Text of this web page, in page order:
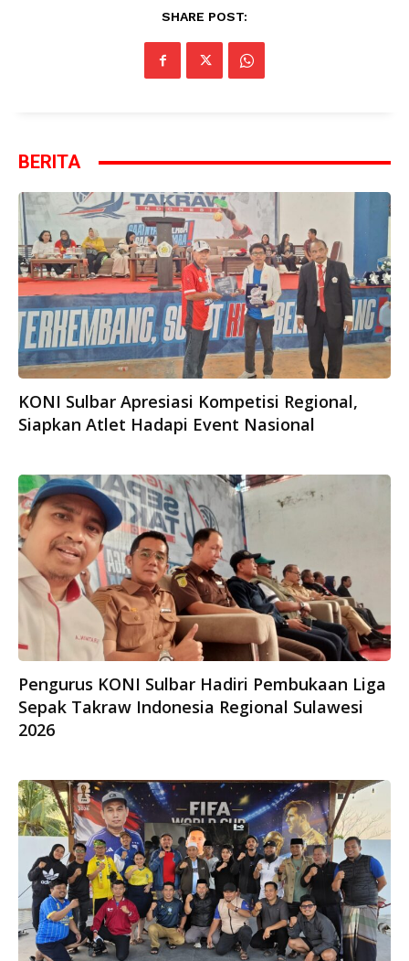
SHARE POST:
BERITA
KONI Sulbar Apresiasi Kompetisi Regional,
Siapkan Atlet Hadapi Event Nasional
Pengurus KONI Sulbar Hadiri Pembukaan Liga
Sepak Takraw Indonesia Regional Sulawesi
2026